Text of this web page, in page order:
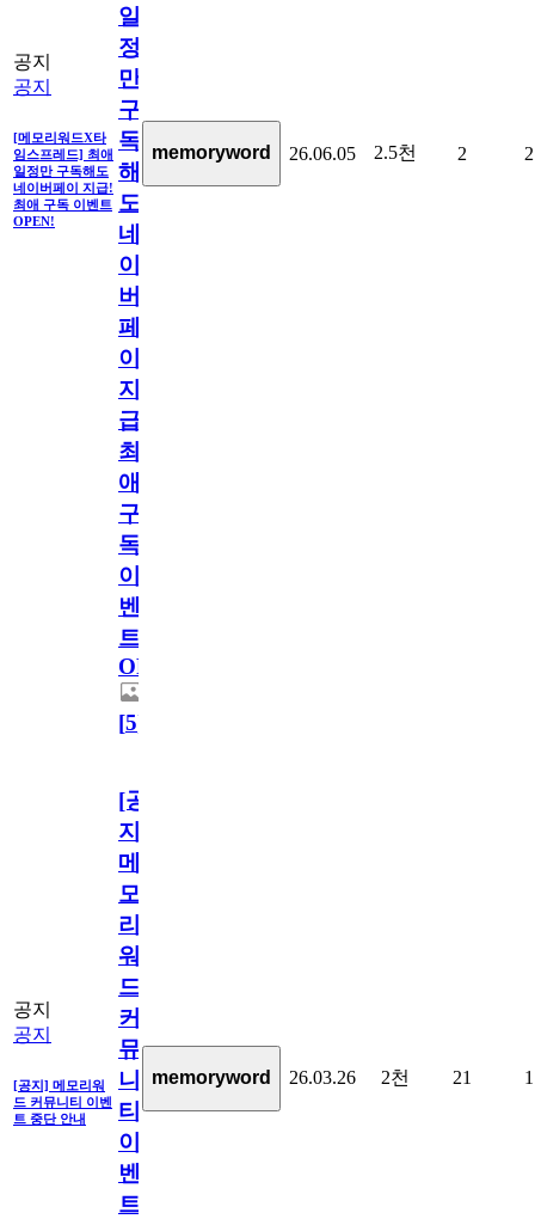
공지
공지
[메모리워드X타
임스프레드] 최애
일정만 구독해도
네이버페이 지급!
최애 구독 이벤트
OPEN!
일
정
만
구
독
해
도
네
이
버
페
이
지
급!
최
애
구
독
이
벤
트
OPEN!
[5]
memoryword 26.06.05 2.5천 2 2
공지
공지
[공지] 메모리워
드 커뮤니티 이벤
트 중단 안내
[공
지]
메
모
리
워
드
커
뮤
니
티
이
벤
트
memoryword 26.03.26 2천 21 1